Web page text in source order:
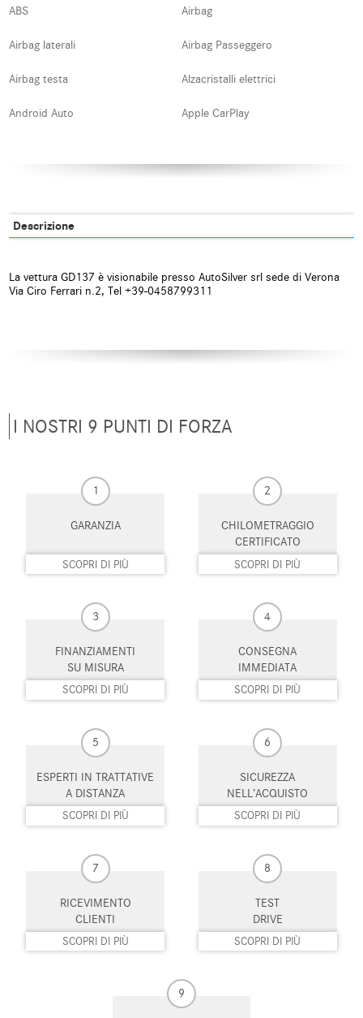
ABS Airbag
Airbag laterali Airbag Passeggero
Airbag testa Alzacristalli elettrici
Android Auto Apple CarPlay
Bluetooth Boardcomputer
Chiamata automatica per
emergenze
Chiusura centralizzata
Controllo elettronico della corsia
Leve al volante Limitatore di velocità
Luci diurne LED
Pneumatici estivi
Riconoscimento dei segnali
interamente digitale
Sedili riscaldati
Sensore di pioggia Sensori di parcheggio anteriori
Sistema di chiamata d'emergenza
Descrizione
La vettura GD137 è visionabile presso AutoSilver srl sede di Verona
Via Ciro Ferrari n.2, Tel +39-0458799311
I NOSTRI 9 PUNTI DI FORZA
1
GARANZIA
SCOPRI DI PIÙ
2
CHILOMETRAGGIO
CERTIFICATO
SCOPRI DI PIÙ
3
FINANZIAMENTI
SU MISURA
SCOPRI DI PIÙ
4
CONSEGNA
IMMEDIATA
SCOPRI DI PIÙ
5
ESPERTI IN TRATTATIVE
A DISTANZA
SCOPRI DI PIÙ
6
SICUREZZA
NELL’ACQUISTO
SCOPRI DI PIÙ
7
RICEVIMENTO
CLIENTI
SCOPRI DI PIÙ
8
TEST
DRIVE
SCOPRI DI PIÙ
9